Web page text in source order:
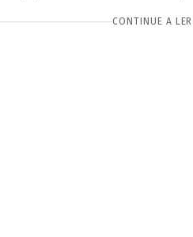
CONTINUE A